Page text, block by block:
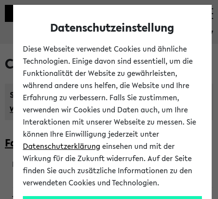
eKVV
Courses taught in English
Semester:
WiSe 2026/2027 SoSe 2026 Previous...
Faculty of Biology
200923
Datenschutzeinstellung
Diese Webseite verwendet Cookies und ähnliche
Technologien. Einige davon sind essentiell, um die
Funktionalität der Website zu gewährleisten,
während andere uns helfen, die Website und Ihre
Erfahrung zu verbessern. Falls Sie zustimmen,
verwenden wir Cookies und Daten auch, um Ihre
Interaktionen mit unserer Webseite zu messen. Sie
können Ihre Einwilligung jederzeit unter
Datenschutzerklärung einsehen und mit der
Wirkung für die Zukunft widerrufen. Auf der Seite
finden Sie auch zusätzliche Informationen zu den
verwendeten Cookies und Technologien.